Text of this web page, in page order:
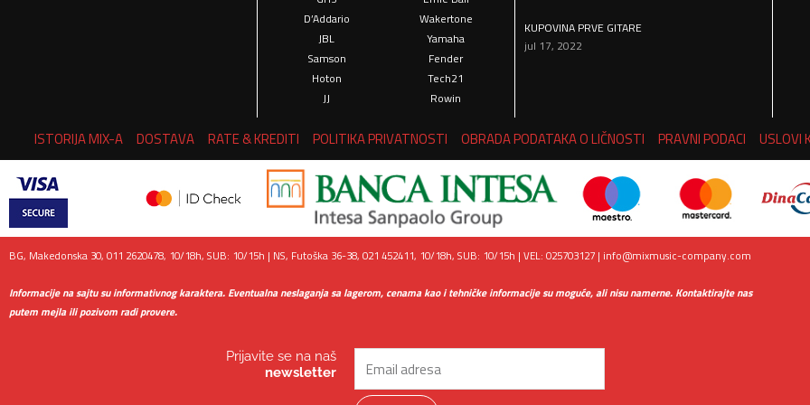
D’Addario
JBL
Samson
Hoton
JJ
Wakertone
Yamaha
Fender
Tech21
Rowin
KUPOVINA PRVE GITARE
jul 17, 2022
ISTORIJA MIX-A DOSTAVA RATE & KREDITI POLITIKA PRIVATNOSTI OBRADA PODATAKA O LIČNOSTI PRAVNI PODACI USLOVI
BG, Makedonska 30, 011 2620478, 10/18h, SUB: 10/15h | NS, Futoška 36-38, 021 452411, 10/18h, SUB: 10/15h | VEL: 025703127 | info@mixmusic-company.com
Informacije na sajtu su informativnog karaktera. Eventualna neslaganja sa lagerom, cenama kao i tehničke informacije su moguće, ali nisu namerne. Kontaktirajte nas
putem mejla ili pozivom radi provere.
Prijavite se na naš
newsletter
Email